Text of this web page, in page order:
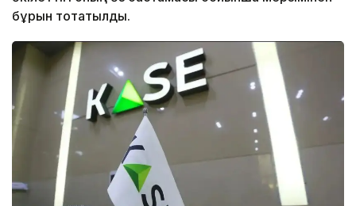
бұрын тоқтатылды.